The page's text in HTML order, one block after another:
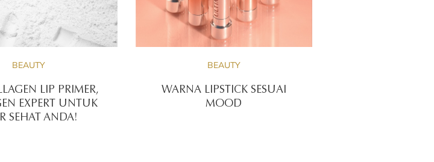
BEAUTY
LIP PRIMER,
EXPERT UNTUK
SEHAT ANDA!
BEAUTY
WARNA LIPSTICK SESUAI
MOOD